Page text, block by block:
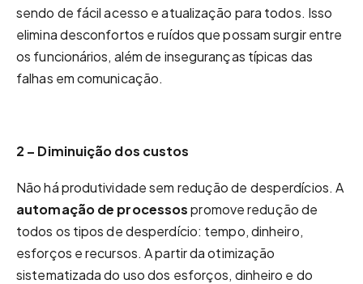
sendo de fácil acesso e atualização para todos. Isso
elimina desconfortos e ruídos que possam surgir entre
os funcionários, além de inseguranças típicas das
falhas em comunicação.
2 – Diminuição dos custos
Não há produtividade sem redução de desperdícios. A
automação de processospromove redução de
todos os tipos de desperdício: tempo, dinheiro,
esforços e recursos. A partir da otimização
sistematizada do uso dos esforços, dinheiro e do